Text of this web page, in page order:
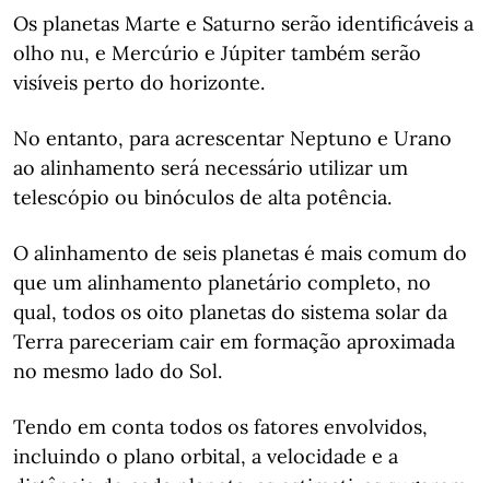
Os planetas Marte e Saturno serão identificáveis a
olho nu, e Mercúrio e Júpiter também serão
visíveis perto do horizonte.
No entanto, para acrescentar Neptuno e Urano
ao alinhamento será necessário utilizar um
telescópio ou binóculos de alta potência.
O alinhamento de seis planetas é mais comum do
que um alinhamento planetário completo, no
qual, todos os oito planetas do sistema solar da
Terra pareceriam cair em formação aproximada
no mesmo lado do Sol.
Tendo em conta todos os fatores envolvidos,
incluindo o plano orbital, a velocidade e a